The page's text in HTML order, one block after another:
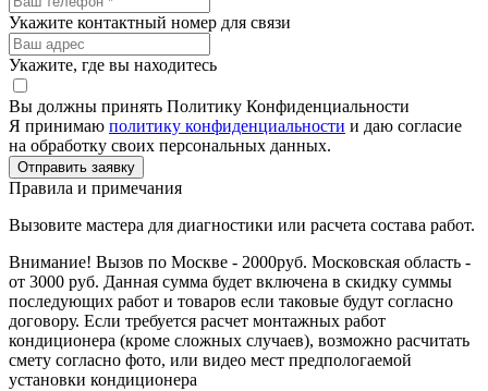
Укажите контактный номер для связи
Укажите, где вы находитесь
Вы должны принять Политику Конфиденциальности
Я принимаю политику конфиденциальности и даю согласие
на обработку своих персональных данных.
Отправить заявку
Правила и примечания
Вызовите мастера для диагностики или расчета состава работ.
Внимание! Вызов по Москве - 2000руб. Московская область -
от 3000 руб. Данная сумма будет включена в скидку суммы
последующих работ и товаров если таковые будут согласно
договору. Если требуется расчет монтажных работ
кондиционера (кроме сложных случаев), возможно расчитать
смету согласно фото, или видео мест предпологаемой
установки кондиционера